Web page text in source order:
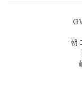
朝